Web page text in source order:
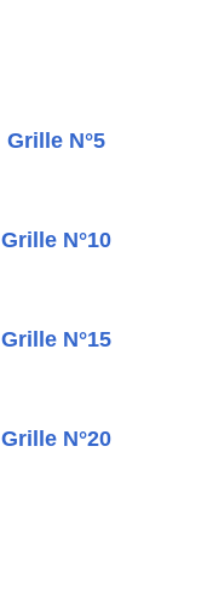
Grille N°5
Grille N°10
Grille N°15
Grille N°20